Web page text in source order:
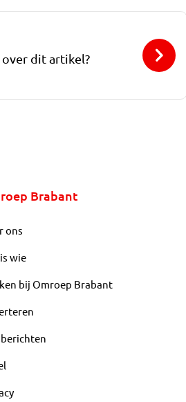
dit artikel?
Brabant
ons
wie
bij Omroep Brabant